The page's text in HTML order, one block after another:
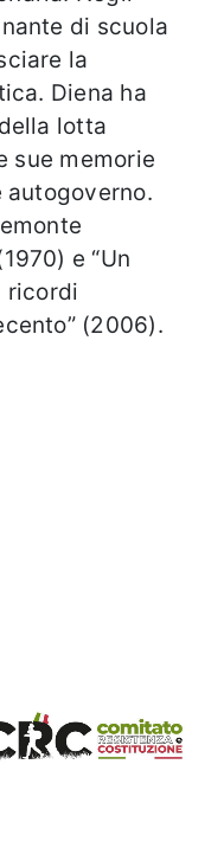
di scuola
la
Diena ha
lotta
sue memorie
autogoverno.
e “Un
ricordi
(2006).